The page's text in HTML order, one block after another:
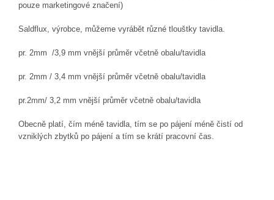
pouze marketingové značení)
Saldflux, výrobce, můžeme vyrábět různé tlouštky tavidla.
pr. 2mm /3,9 mm vnější průměr včetně obalu/tavidla
pr. 2mm / 3,4 mm vnější průměr včetně obalu/tavidla
pr.2mm/ 3,2 mm vnější průměr včetně obalu/tavidla
Obecně platí, čím méně tavidla, tím se po pájení méně čistí od
vzniklých zbytků po pájení a tím se krátí pracovní čas.